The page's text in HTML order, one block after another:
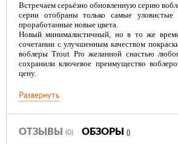
Встречаем серьёзно обновленную серию
серии отобраны только самые
проработанные новые цвета.
Новый минималистичный, но в то же
сочетании с улучшенным качеством
воблеры Trout Pro желанной снастью
сохранили ключевое преимущество
цену.
Развернуть
ОТЗЫВЫ (0) ОБЗОРЫ ()